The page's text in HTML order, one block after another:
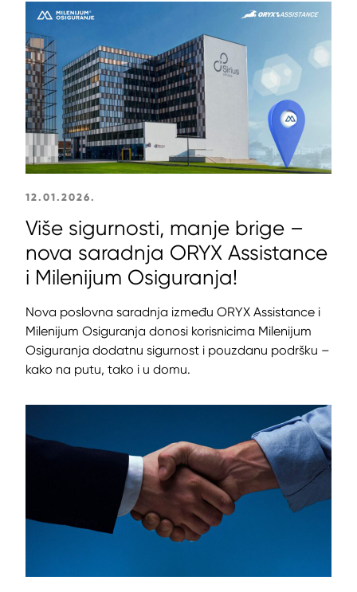
12.01.2026.
Više sigurnosti, manje brige –
nova saradnja ORYX Assistance
i Milenijum Osiguranja!
Nova poslovna saradnja između ORYX Assistance i
Milenijum Osiguranja donosi korisnicima Milenijum
Osiguranja dodatnu sigurnost i pouzdanu podršku –
kako na putu, tako i u domu.